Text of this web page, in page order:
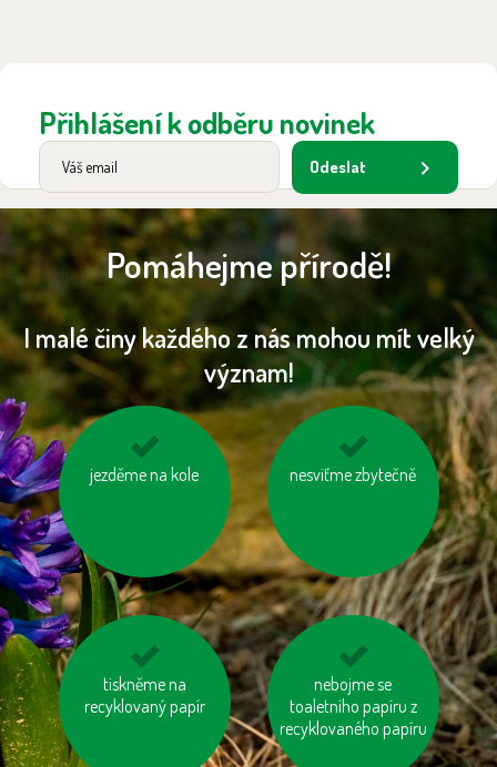
Přihlášení k odběru novinek
Odeslat
Pomáhejme přírodě!
I malé činy každého z nás mohou mít velký
význam!
jezděme na kole
využívejme auto ve
nesviťme zbytečně
jezme sezónní
tiskněme na
recyklovaný papír
kupujme výrobky
neobsahující palmový
nebojme se
toaletního papíru z
recyklovaného papíru
šetřeme vodou